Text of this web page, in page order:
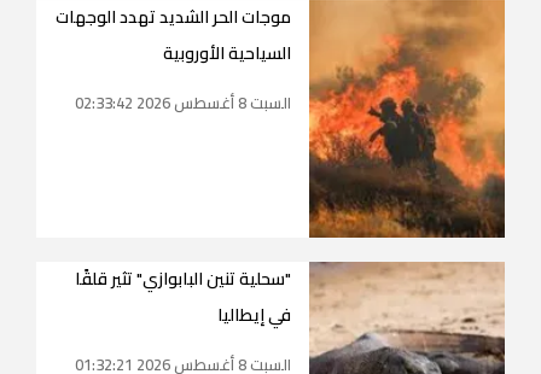
موجات الحر الشديد تهدد الوجهات
السياحية الأوروبية
السبت 8 أغسطس 2026 02:33:42
"سحلية تنين البابوازي" تثير قلقًا
في إيطاليا
السبت 8 أغسطس 2026 01:32:21